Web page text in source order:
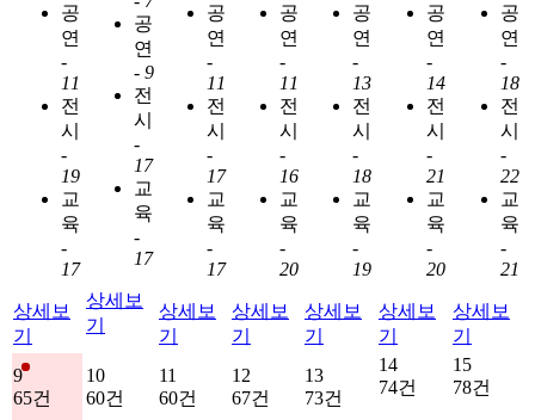
공
연
-
11
전
시
-
19
교
육
-
17
상세보
기
공
연
- 9
전
시
-
17
교
육
-
17
상세보
기
공
연
-
11
전
시
-
17
교
육
-
17
상세보
기
공
연
-
11
전
시
-
16
교
육
-
20
상세보
기
공
연
-
13
전
시
-
18
교
육
-
19
상세보
기
공
연
-
14
전
시
-
21
교
육
-
20
상세보
기
공
연
-
18
전
시
-
22
교
육
-
21
상세보
기
9
65건
10
60건
11
60건
12
67건
13
73건
14
74건
15
78건